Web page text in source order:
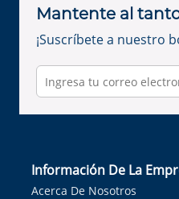
Mantente al
¡Suscríbete a nuestro
Información De La
Acerca De Nosotros